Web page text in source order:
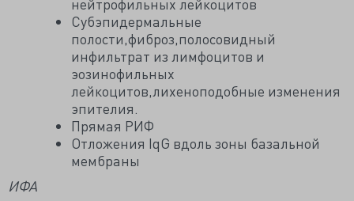
Субэпидермальные
полости,фиброз,полосовидный
инфильтрат из лимфоцитов и
эозинофильных
лейкоцитов,лихеноподобные изменения
эпителия.
Прямая РИФ
Отложения IqG вдоль зоны базальной
мембраны
ИФА